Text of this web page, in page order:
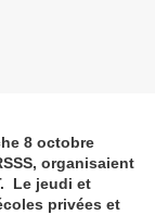
8 octobre
organisaient
Le jeudi et
privées et